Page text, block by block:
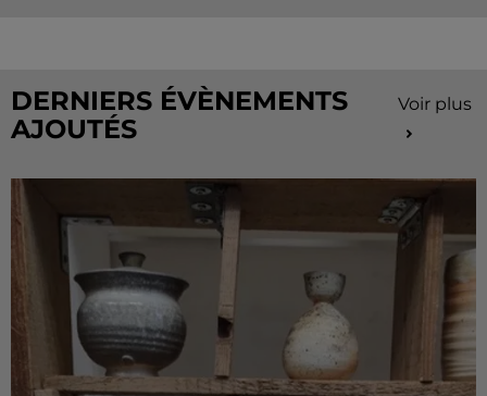
DERNIERS ÉVÈNEMENTS
AJOUTÉS
Voir plus